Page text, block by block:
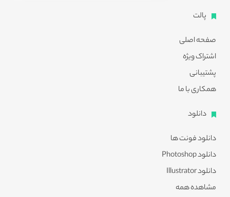
پالت
صفحه اصلی
اشتراک ویژه
پشتیبانی
همکاری با ما
دانلود
دانلود فونت ها
دانلود Photoshop
دانلود Illustrator
مشاهده همه